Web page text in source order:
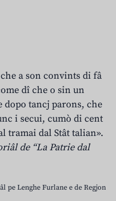
a son convints di fâ
dî che o sin un
dopo tancj parons, che
i secui, cumò di cent
tramai dal Stât talian».
de “La Patrie dal
pe Lenghe Furlane e de Regjon